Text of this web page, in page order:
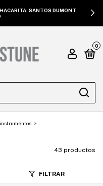
SANTOS DUMONT
0
>
43 productos
FILTRAR